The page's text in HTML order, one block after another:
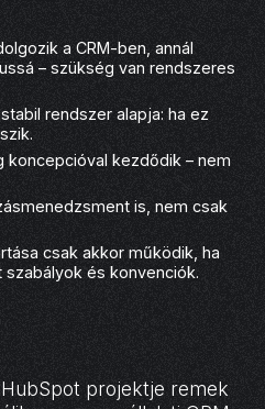
a CRM-ben, annál
– szükség van rendszeres
rendszer alapja: ha ez
koncepcióval kezdődik – nem
is, nem csak
csak akkor működik, ha
és konvenciók.
projektje remek